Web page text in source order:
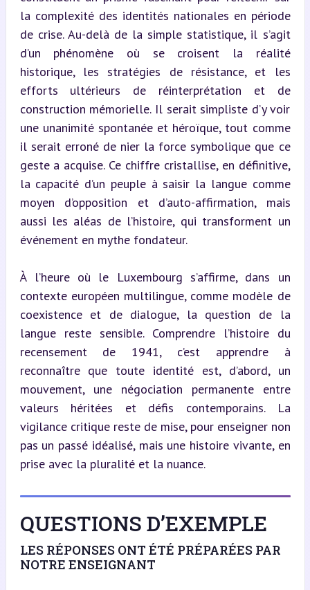
la complexité des identités nationales en période
de crise. Au-delà de la simple statistique, il s’agit
d’un phénomène où se croisent la réalité
historique, les stratégies de résistance, et les
efforts ultérieurs de réinterprétation et de
construction mémorielle. Il serait simpliste d’y voir
une unanimité spontanée et héroïque, tout comme
il serait erroné de nier la force symbolique que ce
geste a acquise. Ce chiffre cristallise, en définitive,
la capacité d’un peuple à saisir la langue comme
moyen d’opposition et d’auto-affirmation, mais
aussi les aléas de l’histoire, qui transforment un
événement en mythe fondateur.
À l’heure où le Luxembourg s’affirme, dans un
contexte européen multilingue, comme modèle de
coexistence et de dialogue, la question de la
langue reste sensible. Comprendre l’histoire du
recensement de 1941, c’est apprendre à
reconnaître que toute identité est, d’abord, un
mouvement, une négociation permanente entre
valeurs héritées et défis contemporains. La
vigilance critique reste de mise, pour enseigner non
pas un passé idéalisé, mais une histoire vivante, en
prise avec la pluralité et la nuance.
QUESTIONS D’EXEMPLE
LES RÉPONSES ONT ÉTÉ PRÉPARÉES PAR
NOTRE ENSEIGNANT